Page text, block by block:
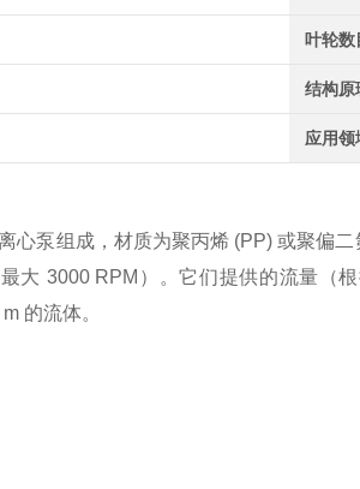
叶轮数
结构原
应用领
心泵组成，材质为聚丙烯 (PP) 或聚偏
大 3000 RPM）。它们提供的流量（
的流体。